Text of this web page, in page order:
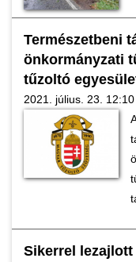
Természetbeni
önkormányzati
tűzoltó
2021. július. 23. 12:10
Sikerrel lezajlott